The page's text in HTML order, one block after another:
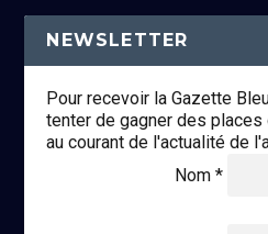
NEWSLETTER
Pour recevoir la Gazette
tenter de gagner des
au courant de l'actualité de
Nom *